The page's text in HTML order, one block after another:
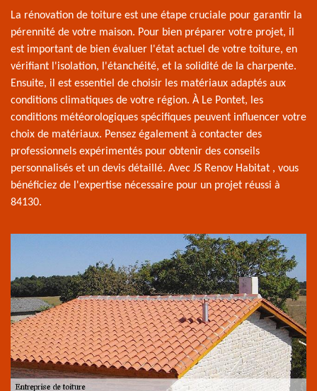
La rénovation de toiture est une étape cruciale pour garantir la
pérennité de votre maison. Pour bien préparer votre projet, il
est important de bien évaluer l'état actuel de votre toiture, en
vérifiant l'isolation, l'étanchéité, et la solidité de la charpente.
Ensuite, il est essentiel de choisir les matériaux adaptés aux
conditions climatiques de votre région. À Le Pontet, les
conditions météorologiques spécifiques peuvent influencer votre
choix de matériaux. Pensez également à contacter des
professionnels expérimentés pour obtenir des conseils
personnalisés et un devis détaillé. Avec JS Renov Habitat , vous
bénéficiez de l'expertise nécessaire pour un projet réussi à
84130.